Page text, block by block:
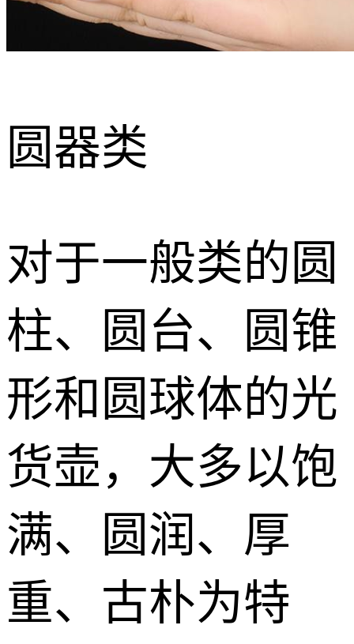
圆器类
对于一般类的圆
柱、圆台、圆锥
形和圆球体的光
货壶，大多以饱
满、圆润、厚
重、古朴为特